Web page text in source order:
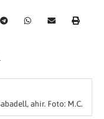
ahir. Foto: M.C.